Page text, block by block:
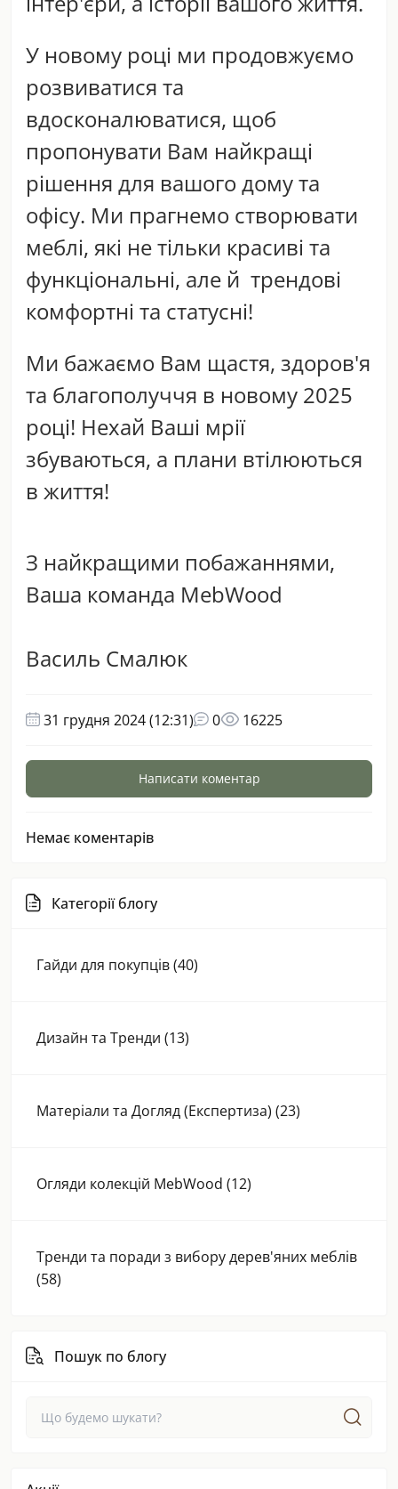
У новому році ми продовжуємо
розвиватися та
вдосконалюватися, щоб
пропонувати Вам найкращі
рішення для вашого дому та
офісу. Ми прагнемо створювати
меблі, які не тільки красиві та
функціональні, але й трендові
комфортні та статусні!
Ми бажаємо Вам щастя, здоров'я
та благополуччя в новому 2025
році! Нехай Ваші мрії
збуваються, а плани втілюються
в життя!
З найкращими побажаннями,
Ваша команда MebWood
Василь Смалюк
31 грудня 2024 (12:31) 0 16225
Написати коментар
Немає коментарів
Категорії блогу
Гайди для покупців (40)
Дизайн та Тренди (13)
Матеріали та Догляд (Експертиза) (23)
Огляди колекцій MebWood (12)
Тренди та поради з вибору дерев'яних меблів
(58)
Пошук по блогу